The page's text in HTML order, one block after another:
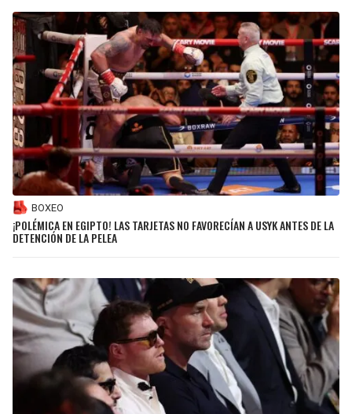
BOXEO
¡POLÉMICA EN EGIPTO! LAS TARJETAS NO FAVORECÍAN A USYK ANTES DE LA
DETENCIÓN DE LA PELEA